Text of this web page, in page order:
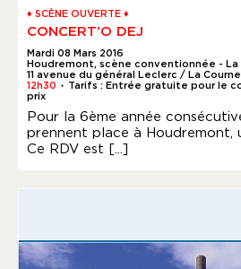
♦ SCÈNE OUVERTE ♦
CONCERT’O DEJ
Mardi 08 Mars 2016
Houdremont, scène conventionnée - La
11 avenue du général Leclerc / La
12h30
●
Tarifs : Entrée gratuite pour le
prix
Pour la 6ème année
prennent place à Houdremont,
Ce RDV est [...]